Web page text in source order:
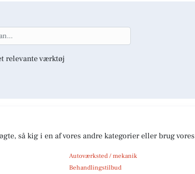
relevante værktøj
så kig i en af vores andre kategorier eller brug vores
Autoværksted / mekanik
Behandlingstilbud